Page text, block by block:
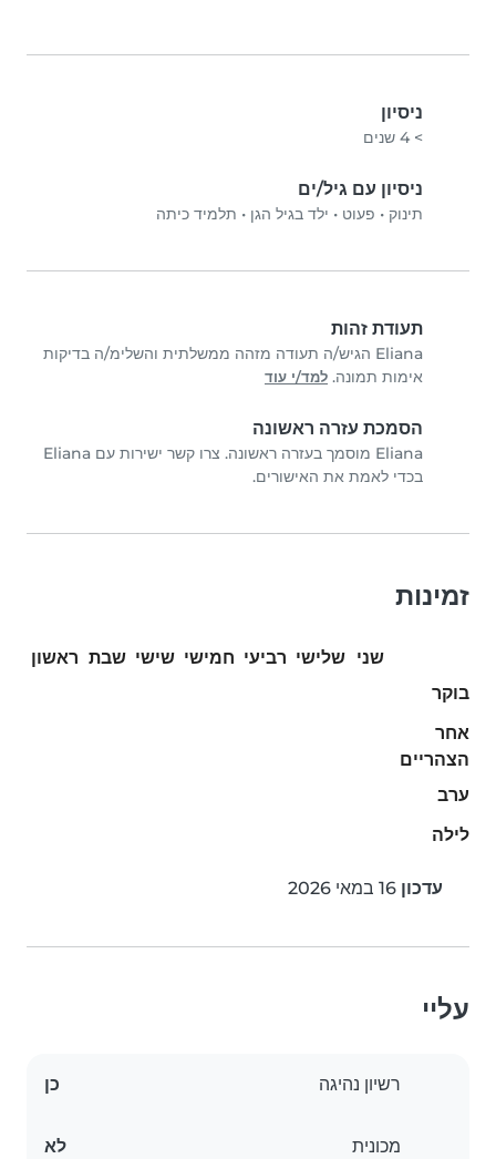
ניסיון
> 4 שנים
ניסיון עם גיל/ים
תינוק • פעוט • ילד בגיל הגן • תלמיד כיתה
תעודת זהות
Eliana הגיש/ה תעודה מזהה ממשלתית והשלימ/ה בדיקות
אימות תמונה. למד/י עוד
הסמכת עזרה ראשונה
Eliana מוסמך בעזרה ראשונה. צרו קשר ישירות עם Eliana
בכדי לאמת את האישורים.
זמינות
שני שלישי רביעי חמישי שישי שבת ראשון
בוקר
אחר
הצהריים
ערב
לילה
עדכון
עליי
רשיון נהיגה כן
מכונית לא